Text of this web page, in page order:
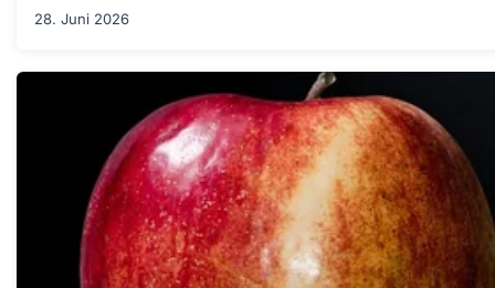
28. Juni 2026